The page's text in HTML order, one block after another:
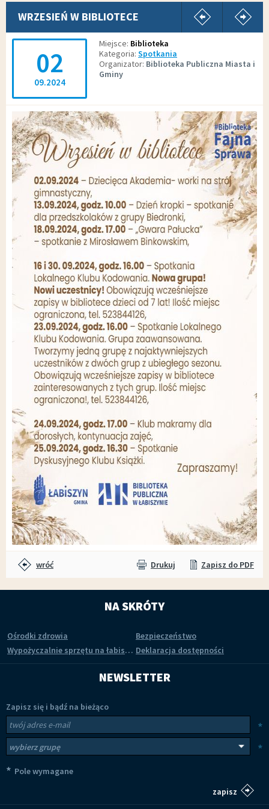
WRZESIEŃ W BIBLIOTECE
pokaż
02
09.2024
Miejsce Biblioteka
Kategoria Spotkania
Organizator Biblioteka Publiczna Miasta i
Gminy
wróć Drukuj Zapisz do PDF
NA SKRÓTY
Ośrodki zdrowia
Bezpieczeństwo
Wypożyczalnie sprzętu na łabiszyńskiej wyspie Deklaracja dostępności
NEWSLETTER
Zapisz się i bądź na bieżąco
Newsletter
*
*
* Pole wymagane